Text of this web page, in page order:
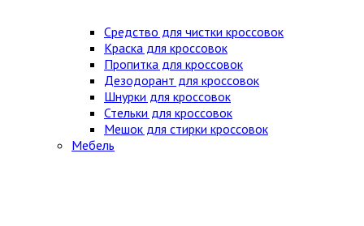
Средство для чистки кроссовок
Краска для кроссовок
Пропитка для кроссовок
Дезодорант для кроссовок
Шнурки для кроссовок
Стельки для кроссовок
Мешок для стирки кроссовок
Мебель